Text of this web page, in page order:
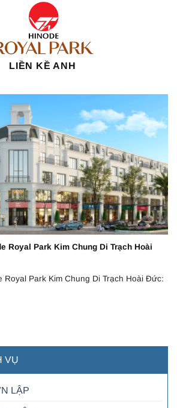
LIỀN KỀ ANH
Royal Park Kim Chung Di Trạch Hoài
Royal Park Kim Chung Di Trạch Hoài Đức:
VỤ
LẬP